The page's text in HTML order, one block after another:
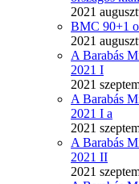
2021
BMC 90+1
2021
A Barabás
2021 I
2021
A Barabás
2021 I a
2021
A Barabás
2021 II
2021